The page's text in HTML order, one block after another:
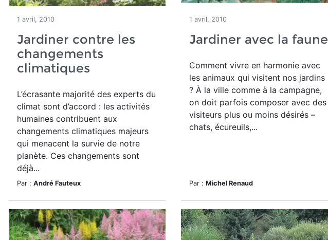
1 avril, 2010
Jardiner contre les
changements
climatiques
L’écrasante majorité des experts du
climat sont d’accord : les activités
humaines contribuent aux
changements climatiques majeurs
qui menacent la survie de notre
planète. Ces changements sont
déjà...
Par : André Fauteux
1 avril, 2010
Jardiner avec la faune
Comment vivre en harmonie avec
les animaux qui visitent nos jardins
? À la ville comme à la campagne,
on doit parfois composer avec des
visiteurs plus ou moins désirés –
chats, écureuils,...
Par : Michel Renaud